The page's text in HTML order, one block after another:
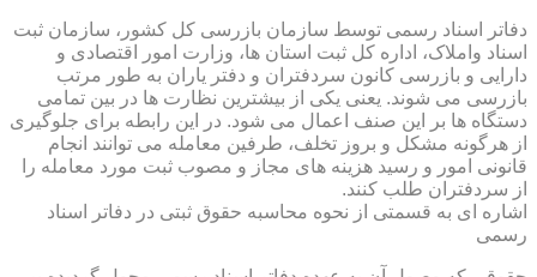
دفاتر اسناد رسمی توسط سازمان بازرسی کل کشور، سازمان ثبت
اسناد واملاک، اداره کل ثبت استان ها، وزارت امور اقتصادی و
دارایی و بازرسی کانون سردفتران و دفتر یاران به طور مرتب
بازرسی می شوند. یعنی یکی از بیشترین نظارت ها در بین تمامی
دستگاه ها بر این صنف اعمال می شود. در این رابطه برای جلوگیری
از هرگونه مشکل و بروز تخلف، طرفین معامله می توانند انجام
قانونی امور و رسید هزینه های مجاز و مصوب ثبت مورد معامله را
از سردفتران طلب کنند.
اشاره ای به قسمتی از نحوه محاسبه حقوق ثبتی در دفاتر اسناد
رسمی